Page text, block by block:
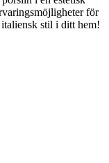
för
stil i ditt hem!